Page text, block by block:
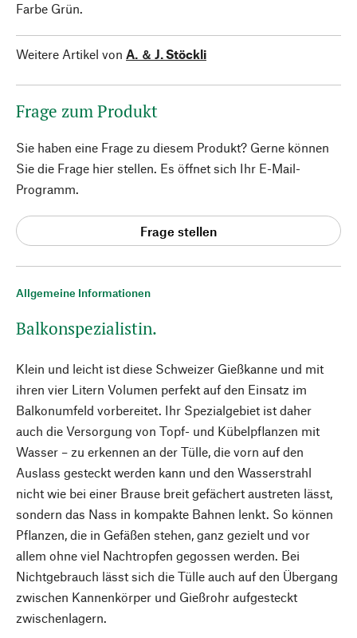
Allgemeine Informationen
Balkonspezialistin.
Klein und leicht ist diese Schweizer Gießkanne und mit
ihren vier Litern Volumen perfekt auf den Einsatz im
Balkonumfeld vorbereitet. Ihr Spezialgebiet ist daher
auch die Versorgung von Topf- und Kübelpflanzen mit
Wasser – zu erkennen an der Tülle, die vorn auf den
Auslass gesteckt werden kann und den Wasserstrahl
nicht wie bei einer Brause breit gefächert austreten lässt,
sondern das Nass in kompakte Bahnen lenkt. So können
Pflanzen, die in Gefäßen stehen, ganz gezielt und vor
allem ohne viel Nachtropfen gegossen werden. Bei
Nichtgebrauch lässt sich die Tülle auch auf den Übergang
zwischen Kannenkörper und Gießrohr aufgesteckt
zwischenlagern.
Farbe Grün.
Weitere Artikel von A. ＆ J. Stöckli
Frage zum Produkt
Sie haben eine Frage zu diesem Produkt? Gerne können
Sie die Frage hier stellen. Es öffnet sich Ihr E-Mail-
Programm.
Frage stellen